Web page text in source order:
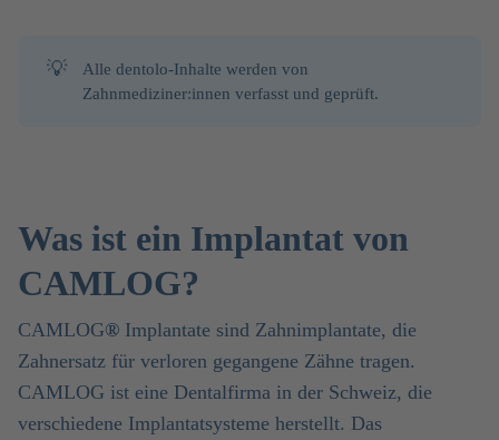
💡
Alle dentolo-Inhalte werden von
Zahnmediziner:innen verfasst und geprüft.
Was ist ein Implantat von
CAMLOG?
CAMLOG® Implantate sind Zahnimplantate, die
Zahnersatz für verloren gegangene Zähne tragen.
CAMLOG ist eine Dentalfirma in der Schweiz, die
verschiedene Implantatsysteme herstellt. Das